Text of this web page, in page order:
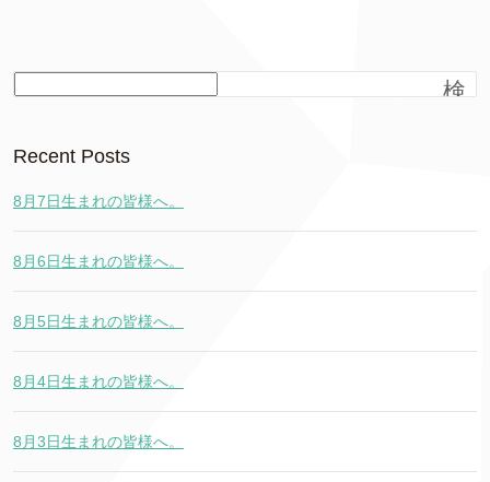
検
Recent Posts
8月7日生まれの皆様へ。
8月6日生まれの皆様へ。
8月5日生まれの皆様へ。
8月4日生まれの皆様へ。
8月3日生まれの皆様へ。